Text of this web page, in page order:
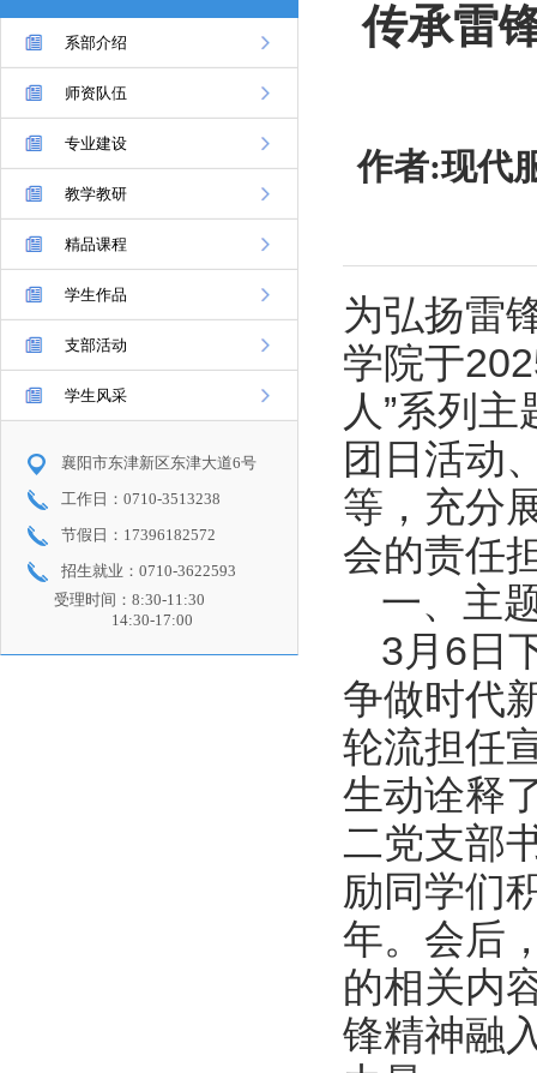
系部介绍
师资队伍
专业建设
教学教研
精品课程
学生作品
支部活动
学生风采
襄阳市东津新区东津大道6号
工作日：0710-3513238
节假日：17396182572
招生就业：0710-3622593
受理时间：8:30-11:30
14:30-17:00
传承雷
作者:现
为弘扬雷
学院于
人”系列
团日活动
等，充分
会的责任
一、主
3月6日
争做时代
轮流担任
生动诠释
二党支部
励同学们
年。会后
的相关内
锋精神融